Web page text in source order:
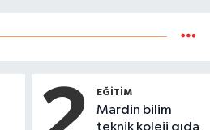
EĞİTİM
Mardin bilim